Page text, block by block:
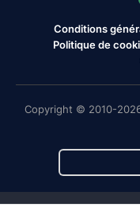
Conditions
Politique de
Copyright © 2010-